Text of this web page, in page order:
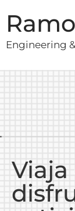
Engineering